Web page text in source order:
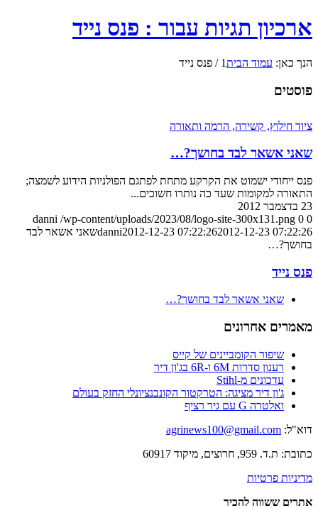
ארכיון תגיות עבור : פנס נייד
הנך כאן: עמוד הבית1
/ פנס נייד
פוסטים
ציוד חילוץ, קשירה, הרמה ותאורה
שאני אשאר לבד בחושך?…
פנס ייחודי ישמוט את הקרקע מתחת לפתגם הפולניות הידוע לשמצה;
התאורה למקומות שעד כה נותרו חשוכים...
23 בדצמבר 2012
0
0
danni /wp-content/uploads/2023/08/logo-site-300x131.png
danni2012-12-23 07:22:262012-12-23 07:22:26
שאני אשאר לבד
בחושך?…
פנס נייד
שאני אשאר לבד בחושך?…
מאמרים אחרונים
שיפור הקומביינים של קייס
רענון סדרות 6M ו-6R בג'ון דיר
עדכונים מ-Stihl
ג'ון דיר מציגה: הטרקטור הקונבנציונלי החזק בעולם
ואלטרה G עם גיר רציף
דוא"ל: agrinews100@gmail.com
כתובת: ת.ד. 959, חרוצים, מיקוד 60917
מדיניות פרטיות
אתרים ששווה להכיר